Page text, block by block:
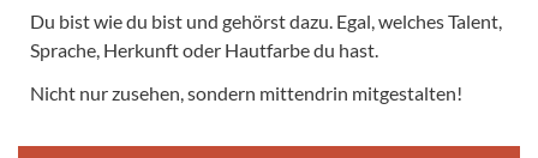
Du bist wie du bist und gehörst dazu. Egal, welches Talent,
Sprache, Herkunft oder Hautfarbe du hast.
Nicht nur zusehen, sondern mittendrin mitgestalten!